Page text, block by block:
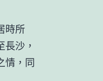
時所
沙，
情，同